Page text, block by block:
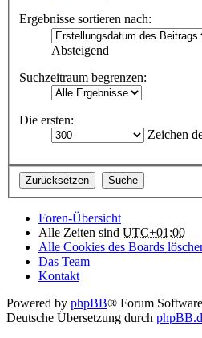
Ergebnisse sortieren nach:
Absteigend
Suchzeitraum begrenzen:
Die ersten:
Zeichen
Foren-Übersicht
Alle Zeiten sind UTC+01:00
Alle Cookies des Boards
Das Team
Kontakt
Powered by phpBB® Forum
Deutsche Übersetzung durch